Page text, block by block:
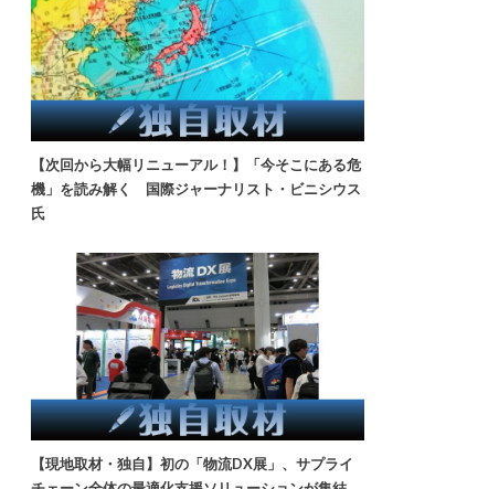
【次回から大幅リニューアル！】「今そこにある危
機」を読み解く 国際ジャーナリスト・ビニシウス
氏
【現地取材・独自】初の「物流DX展」、サプライ